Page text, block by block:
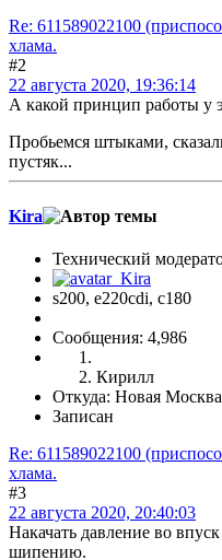
Re: 611589022100
хлама.
#2
22 августа 2020, 19:36:14
А какой принцип работы у
Пробьемся штыками,
пустяк...
Kira
Технический
s200, е220cdi, с180
Сообщения: 4,986
Кирилл
Откуда: Новая Москва
Записан
Re: 611589022100
хлама.
#3
22 августа 2020, 20:40:03
Накачать давление во
шипению.